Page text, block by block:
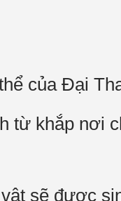
của Đại
từ khắp nơi
sẽ được